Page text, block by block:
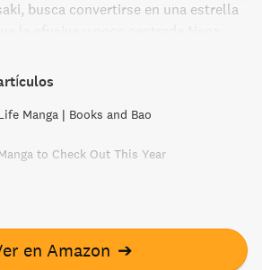
busca convertirse en una estrella
a reunirse con su novio, quien se
antes que ella. Este Shojo
para adultos es uno de los éxitos
en las últimas décadas. Cuenta
al anime y a películas live
Manga | Books and Bao
to Check Out This Year
en Amazon ➔